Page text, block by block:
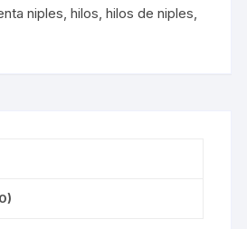
niples,hilos,hilos de niples,